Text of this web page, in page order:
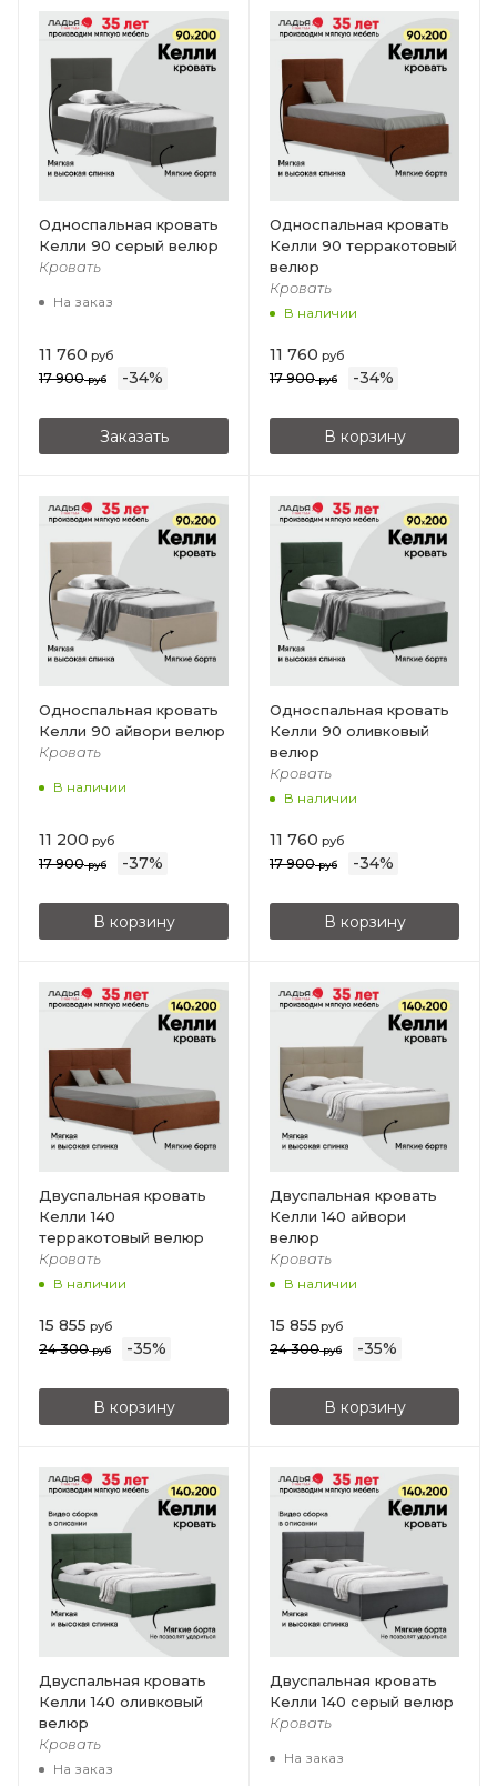
Односпальная кровать
Келли 90 серый велюр
Кровать
На заказ
11 760 руб
17 900руб -34%
Заказать
Односпальная кровать
Келли 90 терракотовый
велюр
Кровать
В наличии
11 760 руб
17 900руб -34%
В корзину
Односпальная кровать
Келли 90 айвори велюр
Кровать
В наличии
11 200 руб
17 900руб -37%
В корзину
Односпальная кровать
Келли 90 оливковый
велюр
Кровать
В наличии
11 760 руб
17 900руб -34%
В корзину
Двуспальная кровать
Келли 140
терракотовый велюр
Кровать
В наличии
15 855 руб
24 300руб -35%
В корзину
Двуспальная кровать
Келли 140 айвори
велюр
Кровать
В наличии
15 855 руб
24 300руб -35%
В корзину
Двуспальная кровать
Келли 140 оливковый
велюр
Кровать
На заказ
Двуспальная кровать
Келли 140 серый велюр
Кровать
На заказ